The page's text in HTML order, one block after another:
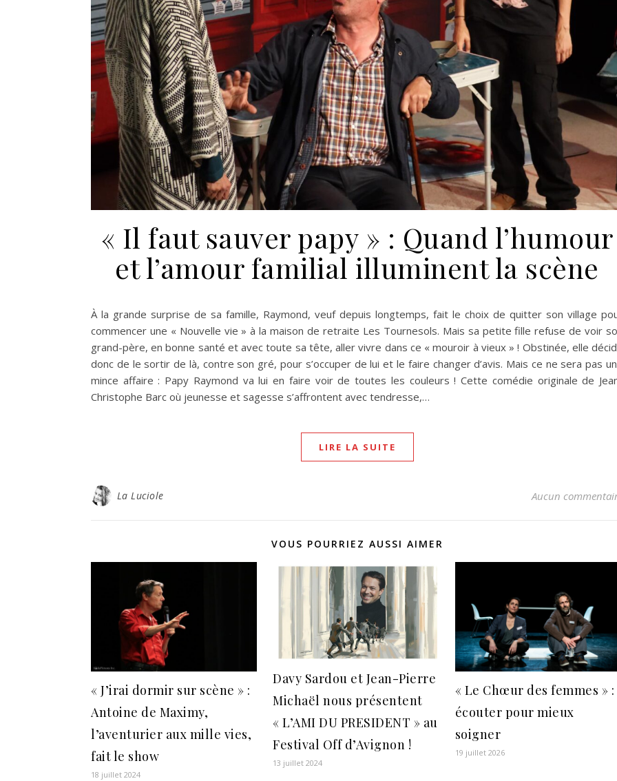
« Il faut sauver papy » : Quand l’humour
et l’amour familial illuminent la scène
À la grande surprise de sa famille, Raymond, veuf depuis longtemps, fait le choix de quitter son village
commencer une « Nouvelle vie » à la maison de retraite Les Tournesols. Mais sa petite fille refuse de voir
grand-père, en bonne santé et avec toute sa tête, aller vivre dans ce « mouroir à vieux » ! Obstinée, elle
donc de le sortir de là, contre son gré, pour s’occuper de lui et le faire changer d’avis. Mais ce ne sera pas
mince affaire : Papy Raymond va lui en faire voir de toutes les couleurs ! Cette comédie originale de
Christophe Barc où jeunesse et sagesse s’affrontent avec tendresse,…
LIRE LA SUITE
La Luciole Aucun
VOUS POURRIEZ AUSSI AIMER
« J’irai dormir sur scène » :
Antoine de Maximy,
l’aventurier aux mille vies,
fait le show
18 juillet 2024
Davy Sardou et Jean-Pierre
Michaël nous présentent
« L’AMI DU PRESIDENT » au
Festival Off d’Avignon !
13 juillet 2024
« Le Chœur des femmes » :
écouter pour mieux
soigner
19 juillet 2026